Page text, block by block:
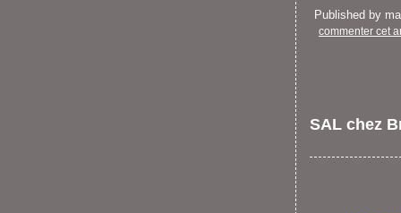
Published by
commenter cet
SAL chez